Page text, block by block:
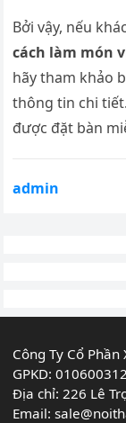
Bởi vậy, nếu
cách làm món
hãy tham khảo
thông tin chi
được đặt bàn
admin
Công Ty Cổ
GPKD:
Địa chỉ: 226 Lê
Email: